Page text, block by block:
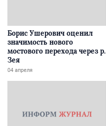
Борис Ушерович оценил
значимость нового
мостового перехода через р.
Зея
04 апреля